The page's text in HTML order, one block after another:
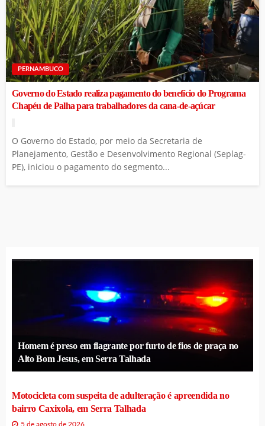
PERNAMBUCO
Governo do Estado realiza pagamento do benefício do Programa
Chapéu de Palha para trabalhadores da cana-de-açúcar
O Governo do Estado, por meio da Secretaria de
Planejamento, Gestão e Desenvolvimento Regional (Seplag-
PE), iniciou o pagamento do segmento...
Homem é preso em flagrante por furto de fios de praça no
Alto Bom Jesus, em Serra Talhada
Motocicleta com suspeita de adulteração é apreendida no
bairro Caxixola, em Serra Talhada
5 de agosto de 2026